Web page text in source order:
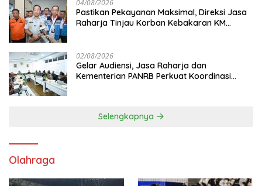
04/08/2026
Pastikan Pekayanan Maksimal, Direksi Jasa
Raharja Tinjau Korban Kebakaran KM
02/08/2026
Gelar Audiensi, Jasa Raharja dan
Kementerian PANRB Perkuat Koordinasi
Selengkapnya
Olahraga